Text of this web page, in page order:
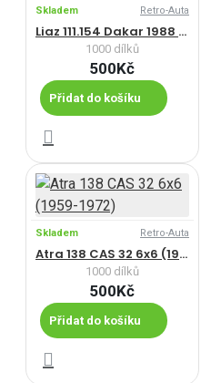
Skladem Retro-Auta
Liaz 111.154 Dakar 1988 (1986-1996)
1000 dílků
500Kč
Přidat do košíku
Skladem Retro-Auta
Atra 138 CAS 32 6x6 (1959-1972)
1000 dílků
500Kč
Přidat do košíku